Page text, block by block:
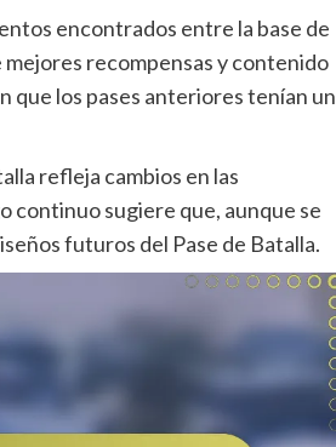
encontrados entre la base de
recompensas y contenido
que los pases anteriores tenían un
refleja cambios en las
continuo sugiere que, aunque se
futuros del Pase de Batalla.